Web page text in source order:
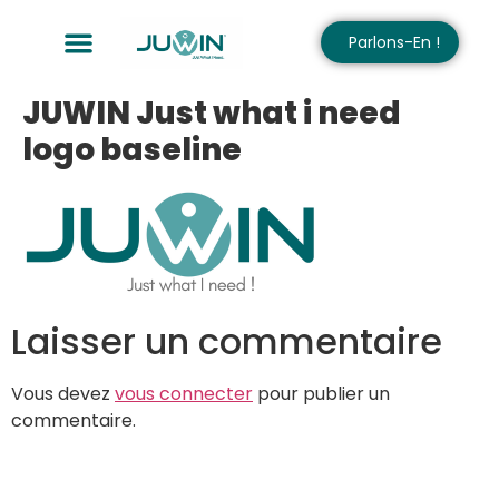
Parlons-En !
JUWIN Just what i need
logo baseline
Laisser un commentaire
Vous devez vous connecter pour publier un
commentaire.